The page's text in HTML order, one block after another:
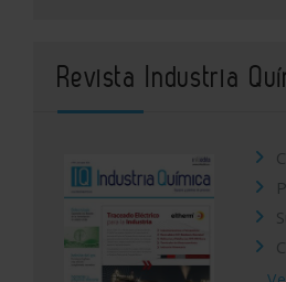
Revista Industria